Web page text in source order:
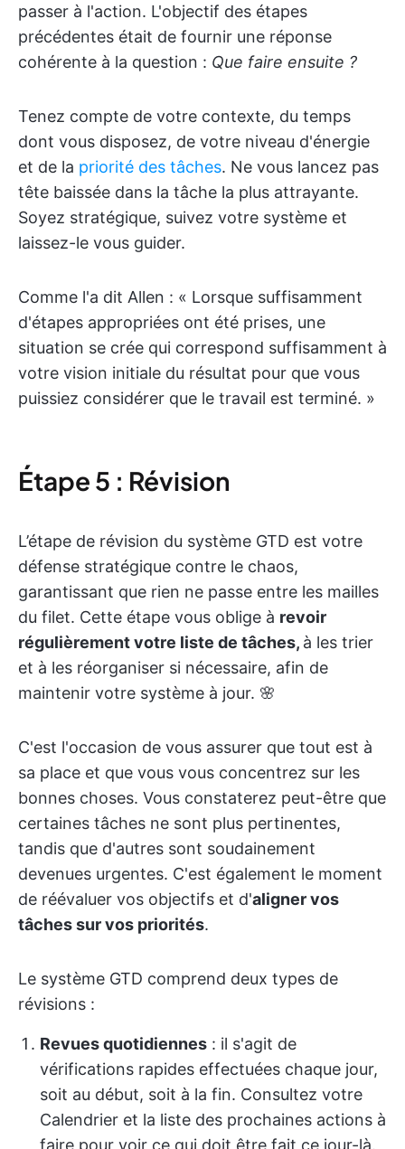
passer à l'action. L'objectif des étapes
précédentes était de fournir une réponse
cohérente à la question : Que faire ensuite ?
Tenez compte de votre contexte, du temps
dont vous disposez, de votre niveau d'énergie
et de la priorité des tâches. Ne vous lancez pas
tête baissée dans la tâche la plus attrayante.
Soyez stratégique, suivez votre système et
laissez-le vous guider.
Comme l'a dit Allen : « Lorsque suffisamment
d'étapes appropriées ont été prises, une
situation se crée qui correspond suffisamment à
votre vision initiale du résultat pour que vous
puissiez considérer que le travail est terminé. »
Étape 5 : Révision
L’étape de révision du système GTD est votre
défense stratégique contre le chaos,
garantissant que rien ne passe entre les mailles
du filet. Cette étape vous oblige à revoir
régulièrement votre liste de tâches, à les trier
et à les réorganiser si nécessaire, afin de
maintenir votre système à jour. 🌸
C'est l'occasion de vous assurer que tout est à
sa place et que vous vous concentrez sur les
bonnes choses. Vous constaterez peut-être que
certaines tâches ne sont plus pertinentes,
tandis que d'autres sont soudainement
devenues urgentes. C'est également le moment
de réévaluer vos objectifs et d'aligner vos
tâches sur vos priorités.
Le système GTD comprend deux types de
révisions :
Revues quotidiennes : il s'agit de
vérifications rapides effectuées chaque jour,
soit au début, soit à la fin. Consultez votre
Calendrier et la liste des prochaines actions à
faire pour voir ce qui doit être fait ce jour-là.